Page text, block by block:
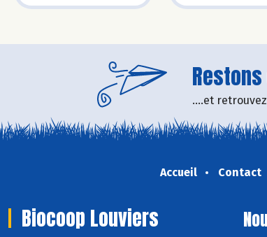
....et
Accueil Contact
Biocoop Louviers